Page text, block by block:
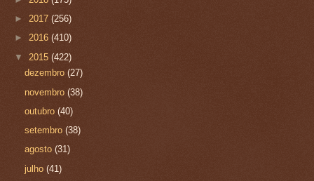
► 2017 (256)
► 2016 (410)
▼ 2015 (422)
dezembro(27)
novembro(38)
outubro(40)
setembro(38)
agosto(31)
julho(41)